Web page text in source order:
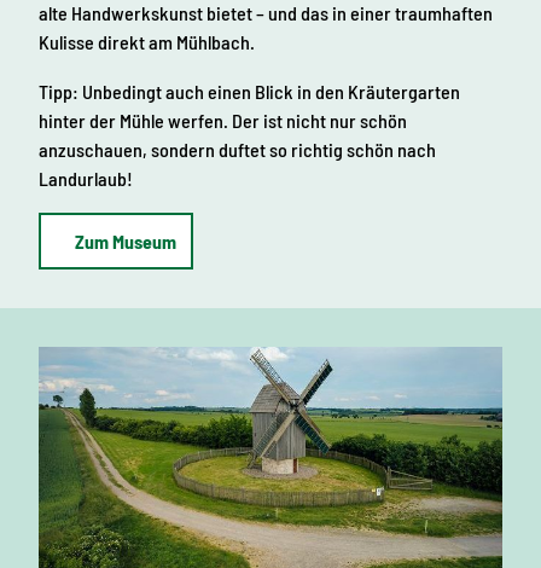
alte Handwerkskunst bietet – und das in einer traumhaften
Kulisse direkt am Mühlbach.
Tipp: Unbedingt auch einen Blick in den Kräutergarten
hinter der Mühle werfen. Der ist nicht nur schön
anzuschauen, sondern duftet so richtig schön nach
Landurlaub!
Zum Museum